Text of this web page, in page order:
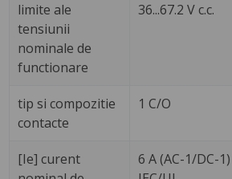
limite ale
tensiunii
nominale de
functionare
36...67.2 V c.c.
tip si compozitie
contacte
1 C/O
[Ie] curent
6 A (AC-1/DC-